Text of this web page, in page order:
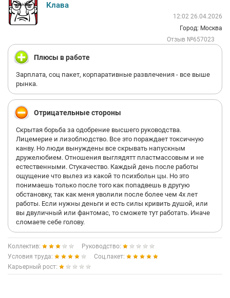
Клава
12:02 26.04.2026
Город: Москва
Отзыв №657023
Плюсы в работе
Зарплата, соц пакет, корпаративные развлечения - все выше
рынка.
Отрицательные стороны
Скрытая борьба за одобрение высшего руководства.
Лицемерие и лизоблюдство. Все это пораждает токсичную
канву. Но люди вынуждены все скрывать напускным
дружелюбием. Отношения выглядятт пластмассовым и не
естественными. Стукачество. Каждый день после работы
ощущение что вылез из какой то психбольн цы. Но это
понимаешь только после того как попадвешь в другую
обстановку, так как меня уволили после более чем 4х лет
работы. Если нужны деньги и есть силы кривить душой, или
вы двуличный или фантомас, то сможете тут работать. Иначе
сломаете себе голову.
Коллектив:
Руководство:
Условия труда:
Соц.пакет:
Карьерный рост: